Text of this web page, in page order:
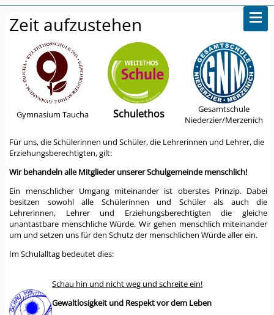
Zeit aufzustehen
Gymnasium Taucha Schulethos
Gesamtschule
Niederzier/Merzenich
Für uns, die Schülerinnen und Schüler, die Lehrerinnen und Lehrer, die
Erziehungsberechtigten, gilt:
Wir behandeln alle Mitglieder unserer Schulgemeinde menschlich!
Ein menschlicher Umgang miteinander ist oberstes Prinzip. Dabei
besitzen sowohl alle Schülerinnen und Schüler als auch die
Lehrerinnen, Lehrer und Erziehungsberechtigten die gleiche
unantastbare menschliche Würde. Wir gehen menschlich miteinander
um und setzen uns für den Schutz der menschlichen Würde aller ein.
Im Schulalltag bedeutet dies:
Schau hin und nicht weg und schreite ein!
Gewaltlosigkeit und Respekt vor dem Leben